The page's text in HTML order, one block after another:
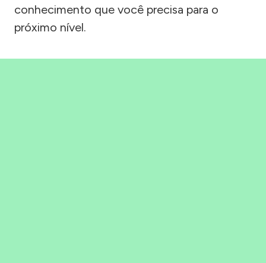
conhecimento que você precisa para o
próximo nível.